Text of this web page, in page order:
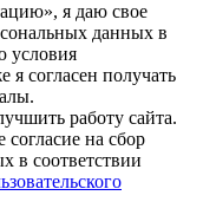
я даю свое
данных в
условия
я согласен получать
работу сайта.
согласие на сбор
в соответствии